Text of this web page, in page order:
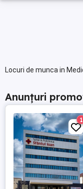
Locuri de munca in
Anunțuri
1